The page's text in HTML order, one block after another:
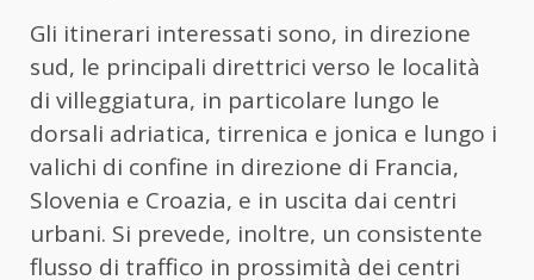
Gli itinerari interessati sono, in direzione
sud, le principali direttrici verso le località
di villeggiatura, in particolare lungo le
dorsali adriatica, tirrenica e jonica e lungo i
valichi di confine in direzione di Francia,
Slovenia e Croazia, e in uscita dai centri
urbani. Si prevede, inoltre, un consistente
flusso di traffico in prossimità dei centri